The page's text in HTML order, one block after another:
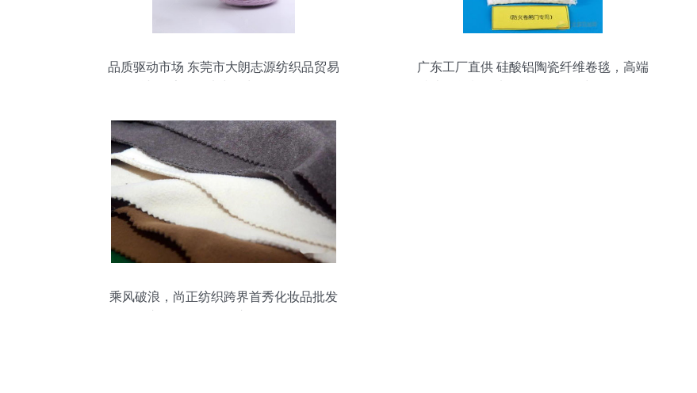
品质驱动市场 东莞市大朗志源纺织品贸易
广东工厂直供 硅酸铝陶瓷纤维卷毯，高端
乘风破浪，尚正纺织跨界首秀化妆品批发